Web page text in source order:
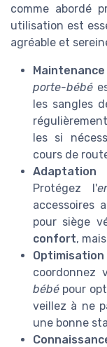
comme abordé
utilisation est
agréable et
porte-bébé
les sangles
les si
cours de
Adaptation
Protégez l'
accessoires
pour siège
confort,
coordonnez
bébé pour
veillez à ne
une bonne